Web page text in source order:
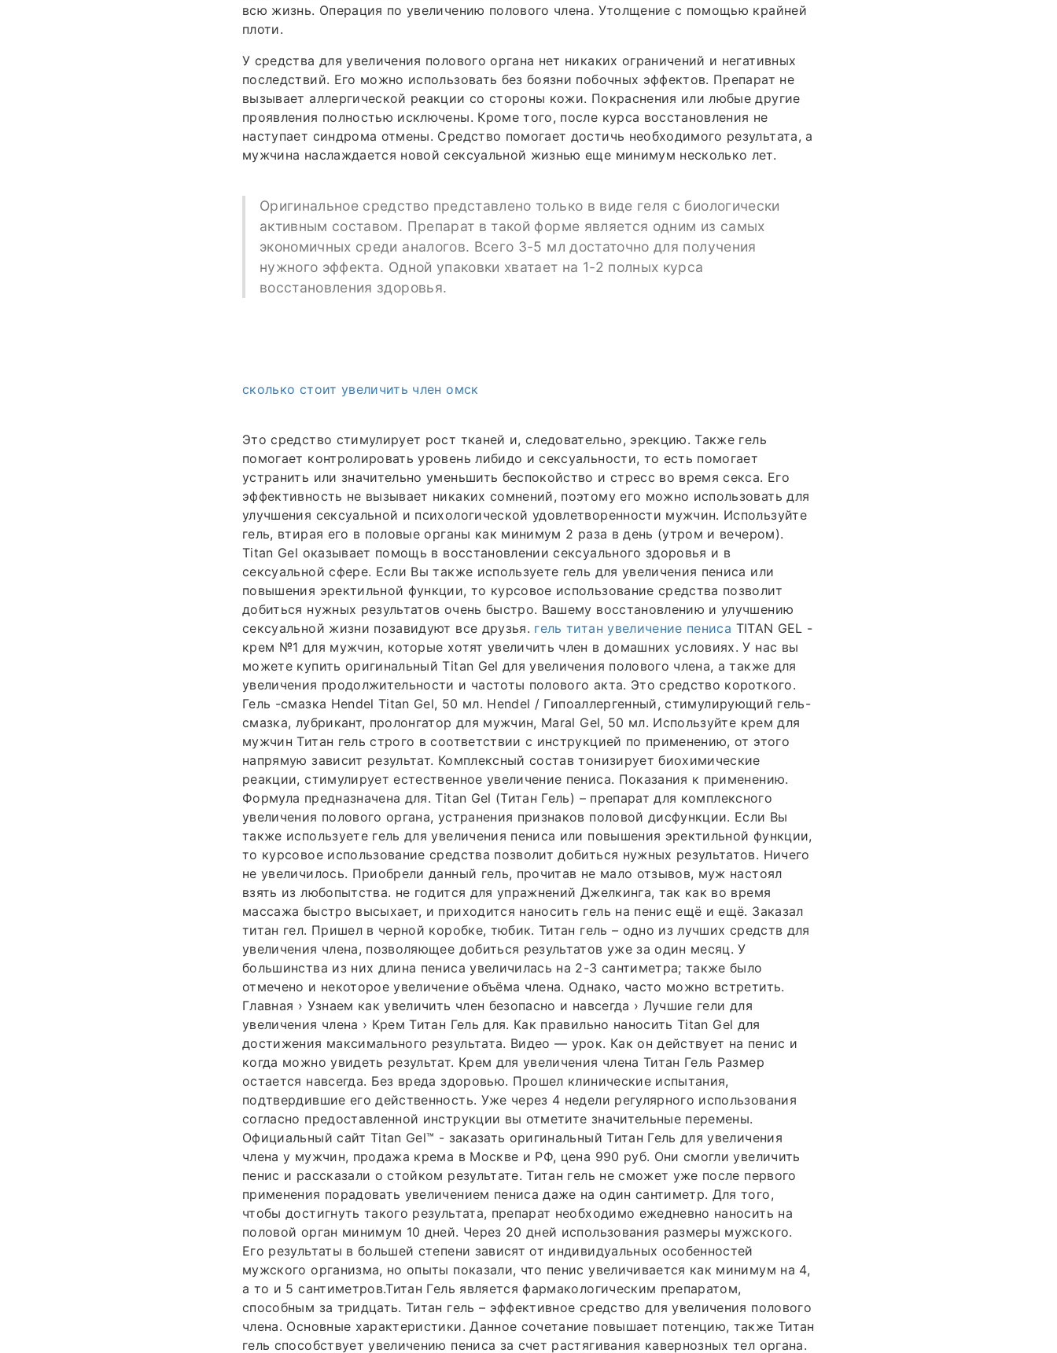
всю жизнь. Операция по увеличению полового члена. Утолщение с помощью крайней
плоти.
У средства для увеличения полового органа нет никаких ограничений и негативных
последствий. Его можно использовать без боязни побочных эффектов. Препарат не
вызывает аллергической реакции со стороны кожи. Покраснения или любые другие
проявления полностью исключены. Кроме того, после курса восстановления не
наступает синдрома отмены. Средство помогает достичь необходимого результата, а
мужчина наслаждается новой сексуальной жизнью еще минимум несколько лет.
Оригинальное средство представлено только в виде геля с биологически
активным составом. Препарат в такой форме является одним из самых
экономичных среди аналогов. Всего 3-5 мл достаточно для получения
нужного эффекта. Одной упаковки хватает на 1-2 полных курса
восстановления здоровья.
сколько стоит увеличить член омск
Это средство стимулирует рост тканей и, следовательно, эрекцию. Также гель
помогает контролировать уровень либидо и сексуальности, то есть помогает
устранить или значительно уменьшить беспокойство и стресс во время секса. Его
эффективность не вызывает никаких сомнений, поэтому его можно использовать для
улучшения сексуальной и психологической удовлетворенности мужчин. Используйте
гель, втирая его в половые органы как минимум 2 раза в день (утром и вечером).
Titan Gel оказывает помощь в восстановлении сексуального здоровья и в
сексуальной сфере. Если Вы также используете гель для увеличения пениса или
повышения эректильной функции, то курсовое использование средства позволит
добиться нужных результатов очень быстро. Вашему восстановлению и улучшению
сексуальной жизни позавидуют все друзья. гель титан увеличение пениса TITAN GEL -
крем №1 для мужчин, которые хотят увеличить член в домашних условиях. У нас вы
можете купить оригинальный Titan Gel для увеличения полового члена, а также для
увеличения продолжительности и частоты полового акта. Это средство короткого.
Гель -смазка Hendel Titan Gel, 50 мл. Hendel / Гипоаллергенный, стимулирующий гель-
смазка, лубрикант, пролонгатор для мужчин, Maral Gel, 50 мл. Используйте крем для
мужчин Титан гель строго в соответствии с инструкцией по применению, от этого
напрямую зависит результат. Комплексный состав тонизирует биохимические
реакции, стимулирует естественное увеличение пениса. Показания к применению.
Формула предназначена для. Titan Gel (Титан Гель) – препарат для комплексного
увеличения полового органа, устранения признаков половой дисфункции. Если Вы
также используете гель для увеличения пениса или повышения эректильной функции,
то курсовое использование средства позволит добиться нужных результатов. Ничего
не увеличилось. Приобрели данный гель, прочитав не мало отзывов, муж настоял
взять из любопытства. не годится для упражнений Джелкинга, так как во время
массажа быстро высыхает, и приходится наносить гель на пенис ещё и ещё. Заказал
титан гел. Пришел в черной коробке, тюбик. Титан гель – одно из лучших средств для
увеличения члена, позволяющее добиться результатов уже за один месяц. У
большинства из них длина пениса увеличилась на 2-3 сантиметра; также было
отмечено и некоторое увеличение объёма члена. Однако, часто можно встретить.
Главная › Узнаем как увеличить член безопасно и навсегда › Лучшие гели для
увеличения члена › Крем Титан Гель для. Как правильно наносить Titan Gel для
достижения максимального результата. Видео — урок. Как он действует на пенис и
когда можно увидеть результат. Крем для увеличения члена Титан Гель Размер
остается навсегда. Без вреда здоровью. Прошел клинические испытания,
подтвердившие его действенность. Уже через 4 недели регулярного использования
согласно предоставленной инструкции вы отметите значительные перемены.
Официальный сайт Titan Gel™ - заказать оригинальный Титан Гель для увеличения
члена у мужчин, продажа крема в Москве и РФ, цена 990 руб. Они смогли увеличить
пенис и рассказали о стойком результате. Титан гель не сможет уже после первого
применения порадовать увеличением пениса даже на один сантиметр. Для того,
чтобы достигнуть такого результата, препарат необходимо ежедневно наносить на
половой орган минимум 10 дней. Через 20 дней использования размеры мужского.
Его результаты в большей степени зависят от индивидуальных особенностей
мужского организма, но опыты показали, что пенис увеличивается как минимум на 4,
а то и 5 сантиметров.Титан Гель является фармакологическим препаратом,
способным за тридцать. Титан гель – эффективное средство для увеличения полового
члена. Основные характеристики. Данное сочетание повышает потенцию, также Титан
гель способствует увеличению пениса за счет растягивания кавернозных тел органа.